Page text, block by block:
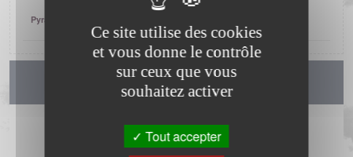
Pyranomètre pour Vantage Pro 2 (Réf.: 6450)
Climatologie
Afficher éléments
Ce site utilise des cookies
et vous donne le contrôle
sur ceux que vous
souhaitez activer
Tout accepter